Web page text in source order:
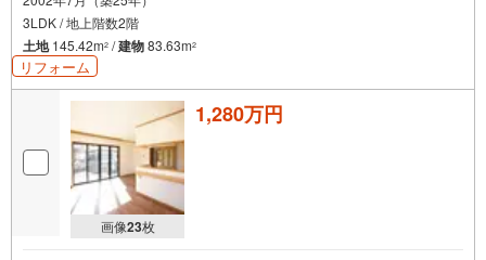
3LDK / 地上階数2階
土地145.42m2 /建物83.63m2
リフォーム
画像23枚
1,280万円